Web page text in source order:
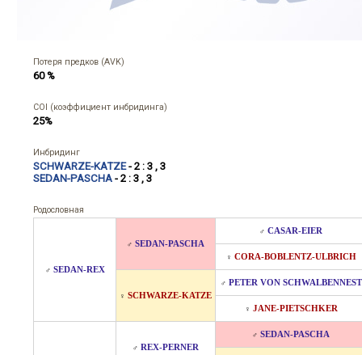
Потеря предков (AVK)
60 %
COI (коэффициент инбридинга)
25%
Инбридинг
SCHWARZE-KATZE- 2 : 3 , 3
SEDAN-PASCHA - 2 : 3 , 3
Родословная
♂ SEDAN-REX
♂ SEDAN-PASCHA
♂ CASAR-EIER
♀ CORA-BOBLENTZ-ULBRICH
♀ SCHWARZE-KATZE
♂ PETER VON SCHWALBENNEST
♀ JANE-PIETSCHKER
♂ REX-PERNER
♂ SEDAN-PASCHA